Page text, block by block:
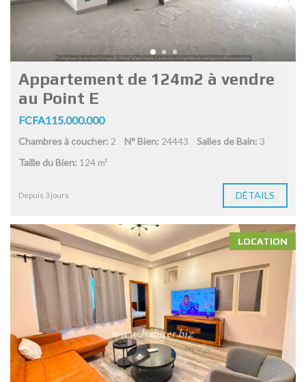
Appartement de 124m2 à vendre
au Point E
FCFA115.000.000
Chambres à coucher: 2 N° Bien: 24443 Salles de Bain: 3
Taille du Bien: 124 m²
Depuis 3 jours DÉTAILS
LOCATION